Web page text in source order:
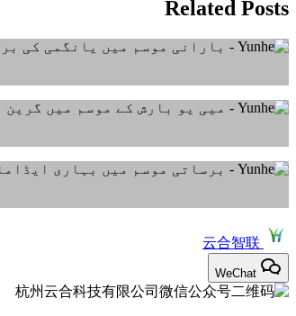
Related Posts
云合智联
WeChat